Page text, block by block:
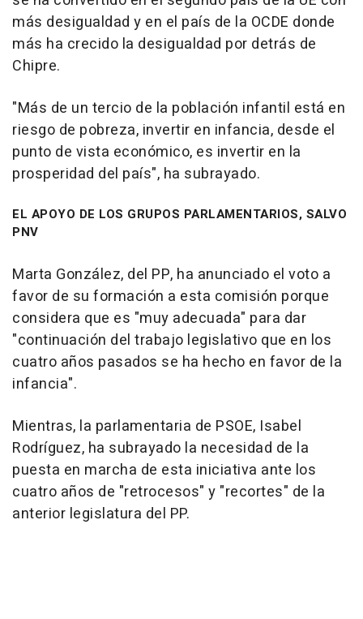
más desigualdad y en el país de la OCDE donde
más ha crecido la desigualdad por detrás de
Chipre.
"Más de un tercio de la población infantil está en
riesgo de pobreza, invertir en infancia, desde el
punto de vista económico, es invertir en la
prosperidad del país", ha subrayado.
EL APOYO DE LOS GRUPOS PARLAMENTARIOS, SALVO
PNV
Marta González, del PP, ha anunciado el voto a
favor de su formación a esta comisión porque
considera que es "muy adecuada" para dar
"continuación del trabajo legislativo que en los
cuatro años pasados se ha hecho en favor de la
infancia".
Mientras, la parlamentaria de PSOE, Isabel
Rodríguez, ha subrayado la necesidad de la
puesta en marcha de esta iniciativa ante los
cuatro años de "retrocesos" y "recortes" de la
anterior legislatura del PP.